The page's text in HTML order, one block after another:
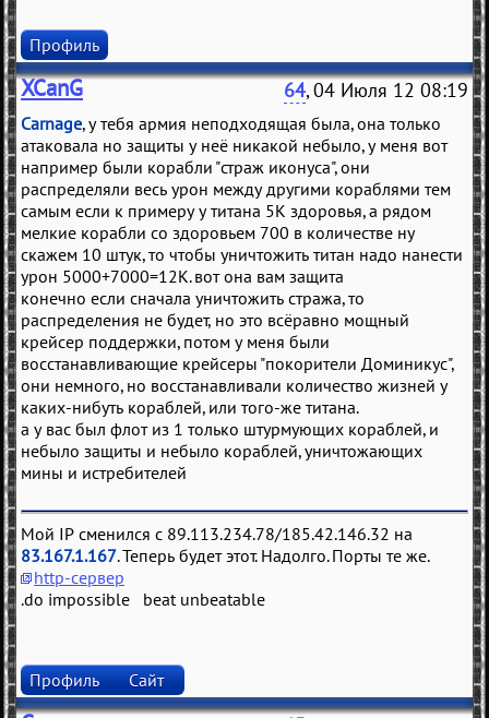
Профиль
XCanG 64, 04 Июля 12 08:19
Carnage, у тебя армия неподходящая была, она только
атаковала но защиты у неё никакой небыло, у меня вот
например были корабли "страж иконуса", они
распределяли весь урон между другими кораблями тем
самым если к примеру у титана 5К здоровья, а рядом
мелкие корабли со здоровьем 700 в количестве ну
скажем 10 штук, то чтобы уничтожить титан надо нанести
урон 5000+7000=12К. вот она вам защита
конечно если сначала уничтожить стража, то
распределения не будет, но это всёравно мощный
крейсер поддержки, потом у меня были
восстанавливающие крейсеры "покорители Доминикус",
они немного, но восстанавливали количество жизней у
каких-нибуть кораблей, или того-же титана.
а у вас был флот из 1 только штурмующих кораблей, и
небыло защиты и небыло кораблей, уничтожающих
мины и истребителей
Мой IP сменился с 89.113.234.78/185.42.146.32 на
83.167.1.167. Теперь будет этот. Надолго. Порты те же.
http-сервер
.do impossible beat unbeatable
Профиль Сайт